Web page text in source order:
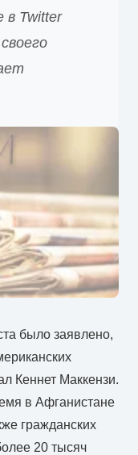
в Twitter
было заявлено,
Кеннет Маккензи.
в Афганистане
гражданских
20 тысяч